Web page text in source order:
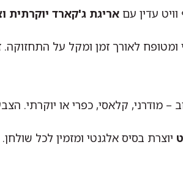
עדין עם אריגת ג'קארד יוקרתית
לאורך זמן ומקל על
– מודרני, קלאסי, כפרי או יוקרתי.
יוצרת בסיס אלגנטי ומזמין לכל שולחן.